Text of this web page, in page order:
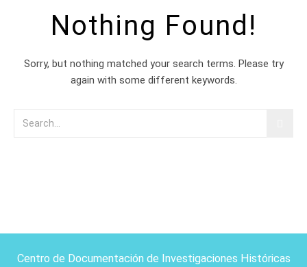
Nothing Found!
Sorry, but nothing matched your search terms. Please try
again with some different keywords.
Centro de Documentación de Investigaciones Históricas